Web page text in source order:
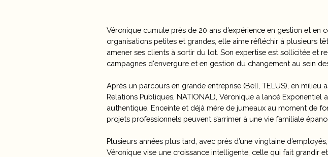
Véronique cumule près de 20 ans d’expérience en gestion et
organisations petites et grandes, elle aime réfléchir à plusieurs
amener ses clients à sortir du lot. Son expertise est sollicitée et
campagnes d'envergure et en gestion du changement au sein
Après un parcours en grande entreprise (Bell, TELUS), en
Relations Publiques, NATIONAL), Véronique a lancé
authentique. Enceinte et déjà mère de jumeaux au moment de
projets professionnels peuvent s’arrimer à une vie familiale
Plusieurs années plus tard, avec près d’une vingtaine
Véronique vise une croissance intelligente, celle qui fait grandir